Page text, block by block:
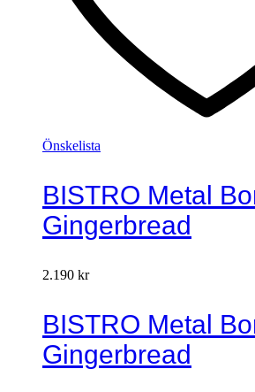
Önskelista
BISTRO Metal
Gingerbread
2.190 kr
BISTRO Metal
Gingerbread